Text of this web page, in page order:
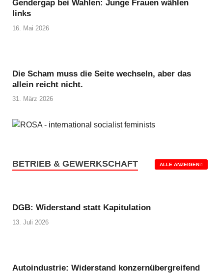
Gendergap bei Wahlen: Junge Frauen wählen
links
16. Mai 2026
Die Scham muss die Seite wechseln, aber das
allein reicht nicht.
31. März 2026
BETRIEB & GEWERKSCHAFT ALLE ANZEIGEN
DGB: Widerstand statt Kapitulation
13. Juli 2026
Autoindustrie: Widerstand konzernübergreifend